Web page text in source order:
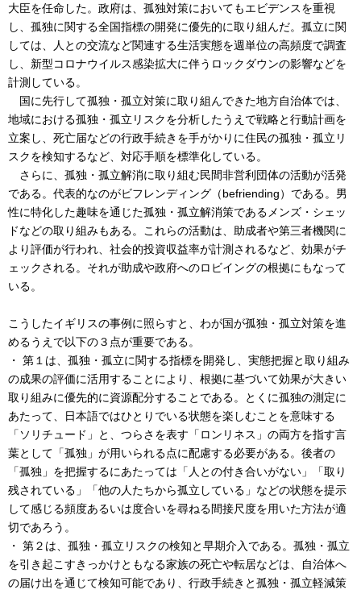
大臣を任命した。政府は、孤独対策においてもエビデンスを重視
し、孤独に関する全国指標の開発に優先的に取り組んだ。孤立に関
しては、人との交流など関連する生活実態を週単位の高頻度で調査
し、新型コロナウイルス感染拡大に伴うロックダウンの影響などを
計測している。
国に先行して孤独・孤立対策に取り組んできた地方自治体では、
地域における孤独・孤立リスクを分析したうえで戦略と行動計画を
立案し、死亡届などの行政手続きを手がかりに住民の孤独・孤立リ
スクを検知するなど、対応手順を標準化している。
さらに、孤独・孤立解消に取り組む民間非営利団体の活動が活発
である。代表的なのがビフレンディング（befriending）である。男
性に特化した趣味を通じた孤独・孤立解消策であるメンズ・シェッ
ドなどの取り組みもある。これらの活動は、助成者や第三者機関に
より評価が行われ、社会的投資収益率が計測されるなど、効果がチ
ェックされる。それが助成や政府へのロビイングの根拠にもなって
いる。
こうしたイギリスの事例に照らすと、わが国が孤独・孤立対策を進
めるうえで以下の３点が重要である。
・ 第１は、孤独・孤立に関する指標を開発し、実態把握と取り組み
の成果の評価に活用することにより、根拠に基づいて効果が大きい
取り組みに優先的に資源配分することである。とくに孤独の測定に
あたって、日本語ではひとりでいる状態を楽しむことを意味する
「ソリチュード」と、つらさを表す「ロンリネス」の両方を指す言
葉として「孤独」が用いられる点に配慮する必要がある。後者の
「孤独」を把握するにあたっては「人との付き合いがない」「取り
残されている」「他の人たちから孤立している」などの状態を提示
して感じる頻度あるいは度合いを尋ねる間接尺度を用いた方法が適
切であろう。
・ 第２は、孤独・孤立リスクの検知と早期介入である。孤独・孤立
を引き起こすきっかけともなる家族の死亡や転居などは、自治体へ
の届け出を通じて検知可能であり、行政手続きと孤独・孤立軽減策